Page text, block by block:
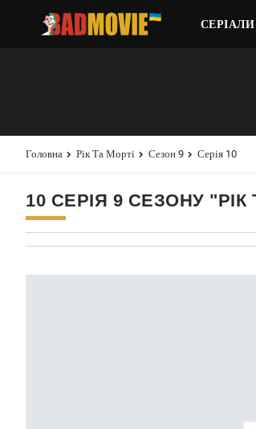
СЕРІАЛИ
Головна Рік Та Морті Сезон 9 Серія 10
10 СЕРІЯ 9 СЕЗОНУ "РІК